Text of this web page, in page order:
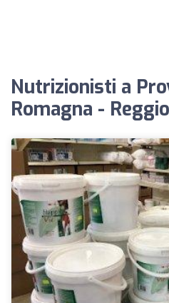
Nutrizionisti a
Romagna -